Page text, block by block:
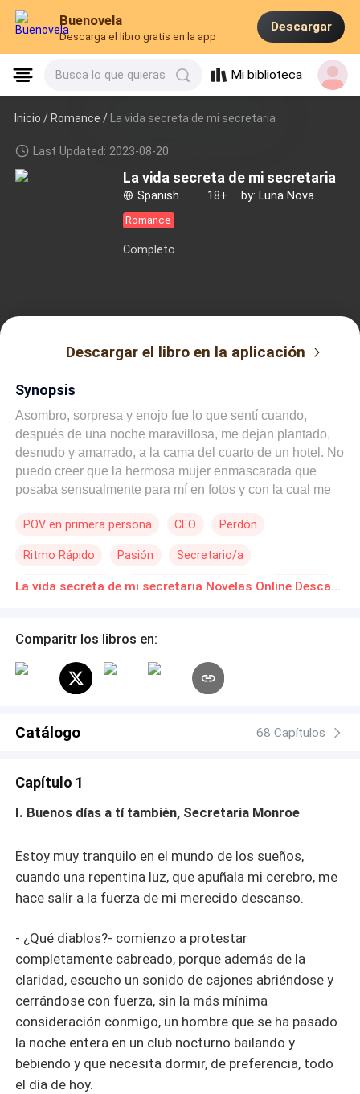
Buenovela
Descarga el libro gratis en la app
Descargar
Busca lo que quieras Mi biblioteca
Inicio /Romance / La vida secreta de mi secretaria
Last Updated: 2023-08-20
La vida secreta de mi secretaria
Spanish · 18+ · by: Luna Nova
Romance
Completo
Descargar el libro en la aplicación
Synopsis
Asombro, sorpresa y enojo fue lo que sentí cuando,
después de una noche maravillosa, me dejan plantado,
desnudo y amarrado, a la cama del cuarto de un hotel. No
puedo creer que la hermosa mujer enmascarada que
posaba sensualmente para mí en fotos y con la cual me
sino que por más de 10 años, había estado amándome
sus sentimientos cruelmente. Pero la vida da muchas
vueltas y ahora estoy pagando las consecuencias de mis
he decidido que amo a esa mujer, que voy a pedir
multimillonario exitoso en los negocios, sin ella, a mi
lado, la vida pierde su sentido. Voy a luchar contra todos
detendré hasta entrar de nuevo en su vida, en su corazón
POV en primera persona CEO Perdón
Ritmo Rápido Pasión Secretario/a
De Odio al Amor Millonario Instantáneo LicántropoLa vida secreta de mi secretaria Novelas Online Descarga gratuita de PDF
Comparitr los libros en:
Catálogo 68 Capítulos
Capítulo 1
I. Buenos días a tí también, Secretaria Monroe
Estoy muy tranquilo en el mundo de los sueños,
cuando una repentina luz, que apuñala mi cerebro, me
hace salir a la fuerza de mi merecido descanso.
- ¿Qué diablos?- comienzo a protestar
completamente cabreado, porque además de la
claridad, escucho un sonido de cajones abriéndose y
cerrándose con fuerza, sin la más mínima
consideración conmigo, un hombre que se ha pasado
la noche entera en un club nocturno bailando y
bebiendo y que necesita dormir, de preferencia, todo
el día de hoy.